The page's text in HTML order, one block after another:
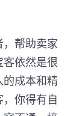
帮助卖家
依然是很
的成本和精
你得有自